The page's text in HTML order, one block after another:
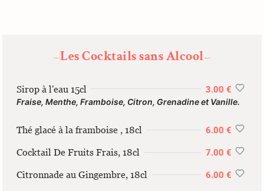
—Les Cocktails sans Alcool—
Sirop à l'eau 15cl 3.00 €
Fraise, Menthe, Framboise, Citron, Grenadine et Vanille.
Thé glacé à la framboise , 18cl 6.00 €
Cocktail De Fruits Frais, 18cl 7.00 €
Citronnade au Gingembre, 18cl 6.00 €